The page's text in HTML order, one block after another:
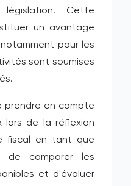
Cette
un avantage
pour les
sont soumises
prendre en compte
lors de la réflexion
fiscal en tant que
de comparer les
et d'évaluer